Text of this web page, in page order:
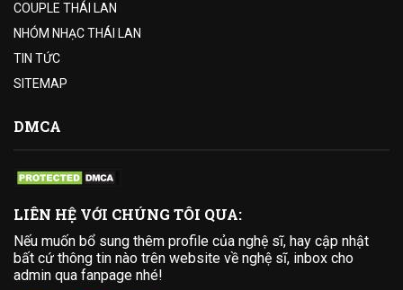
COUPLE THÁI LAN
NHÓM NHẠC THÁI LAN
TIN TỨC
SITEMAP
DMCA
LIÊN HỆ VỚI CHÚNG TÔI QUA:
Nếu muốn bổ sung thêm profile của nghệ sĩ, hay cập nhật
bất cứ thông tin nào trên website về nghệ sĩ, inbox cho
admin qua fanpage nhé!